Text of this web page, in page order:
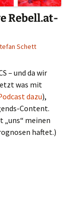
Rebell.at-
Schett
– und da wir
was mit
dazu),
Content.
„uns“ meinen
haftet.)
Rebell.at-Power